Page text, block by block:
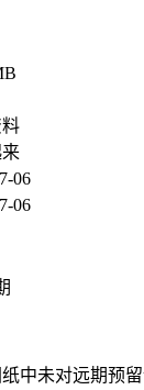
06
06
中未对远期预